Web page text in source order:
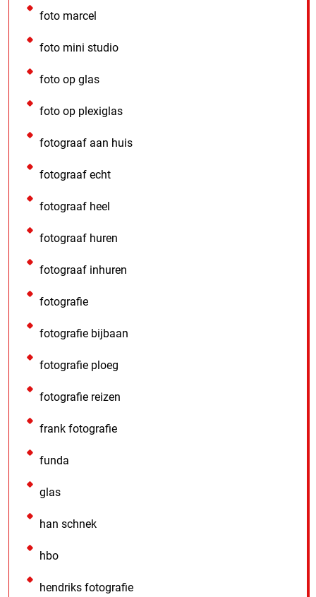
foto marcel
foto mini studio
foto op glas
foto op plexiglas
fotograaf aan huis
fotograaf echt
fotograaf heel
fotograaf huren
fotograaf inhuren
fotografie
fotografie bijbaan
fotografie ploeg
fotografie reizen
frank fotografie
funda
glas
han schnek
hbo
hendriks fotografie